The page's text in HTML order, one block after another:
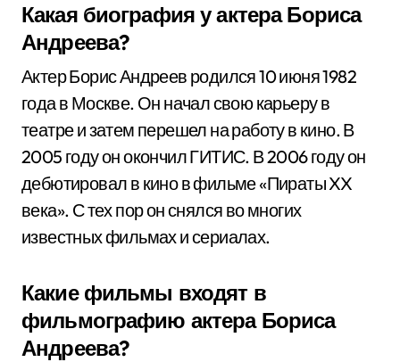
Какая биография у актера Бориса
Андреева?
Актер Борис Андреев родился 10 июня 1982
года в Москве. Он начал свою карьеру в
театре и затем перешел на работу в кино. В
2005 году он окончил ГИТИС. В 2006 году он
дебютировал в кино в фильме «Пираты XX
века». С тех пор он снялся во многих
известных фильмах и сериалах.
Какие фильмы входят в
фильмографию актера Бориса
Андреева?